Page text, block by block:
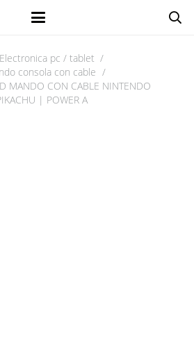
Electronica pc / tablet /
consola con cable /
MANDO CON CABLE NINTENDO
| POWER A